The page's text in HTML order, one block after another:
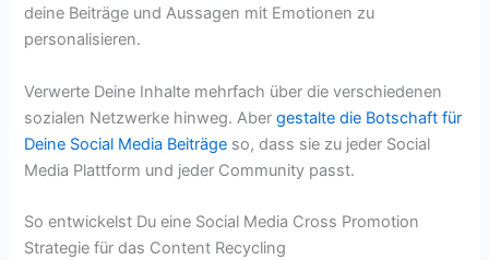
deine Beiträge und Aussagen mit Emotionen zu
personalisieren.
Verwerte Deine Inhalte mehrfach über die verschiedenen
sozialen Netzwerke hinweg. Abergestalte die Botschaft für
Deine Social Media Beiträge so, dass sie zu jeder Social
Media Plattform und jeder Community passt.
So entwickelst Du eine Social Media Cross Promotion
Strategie für das Content Recycling